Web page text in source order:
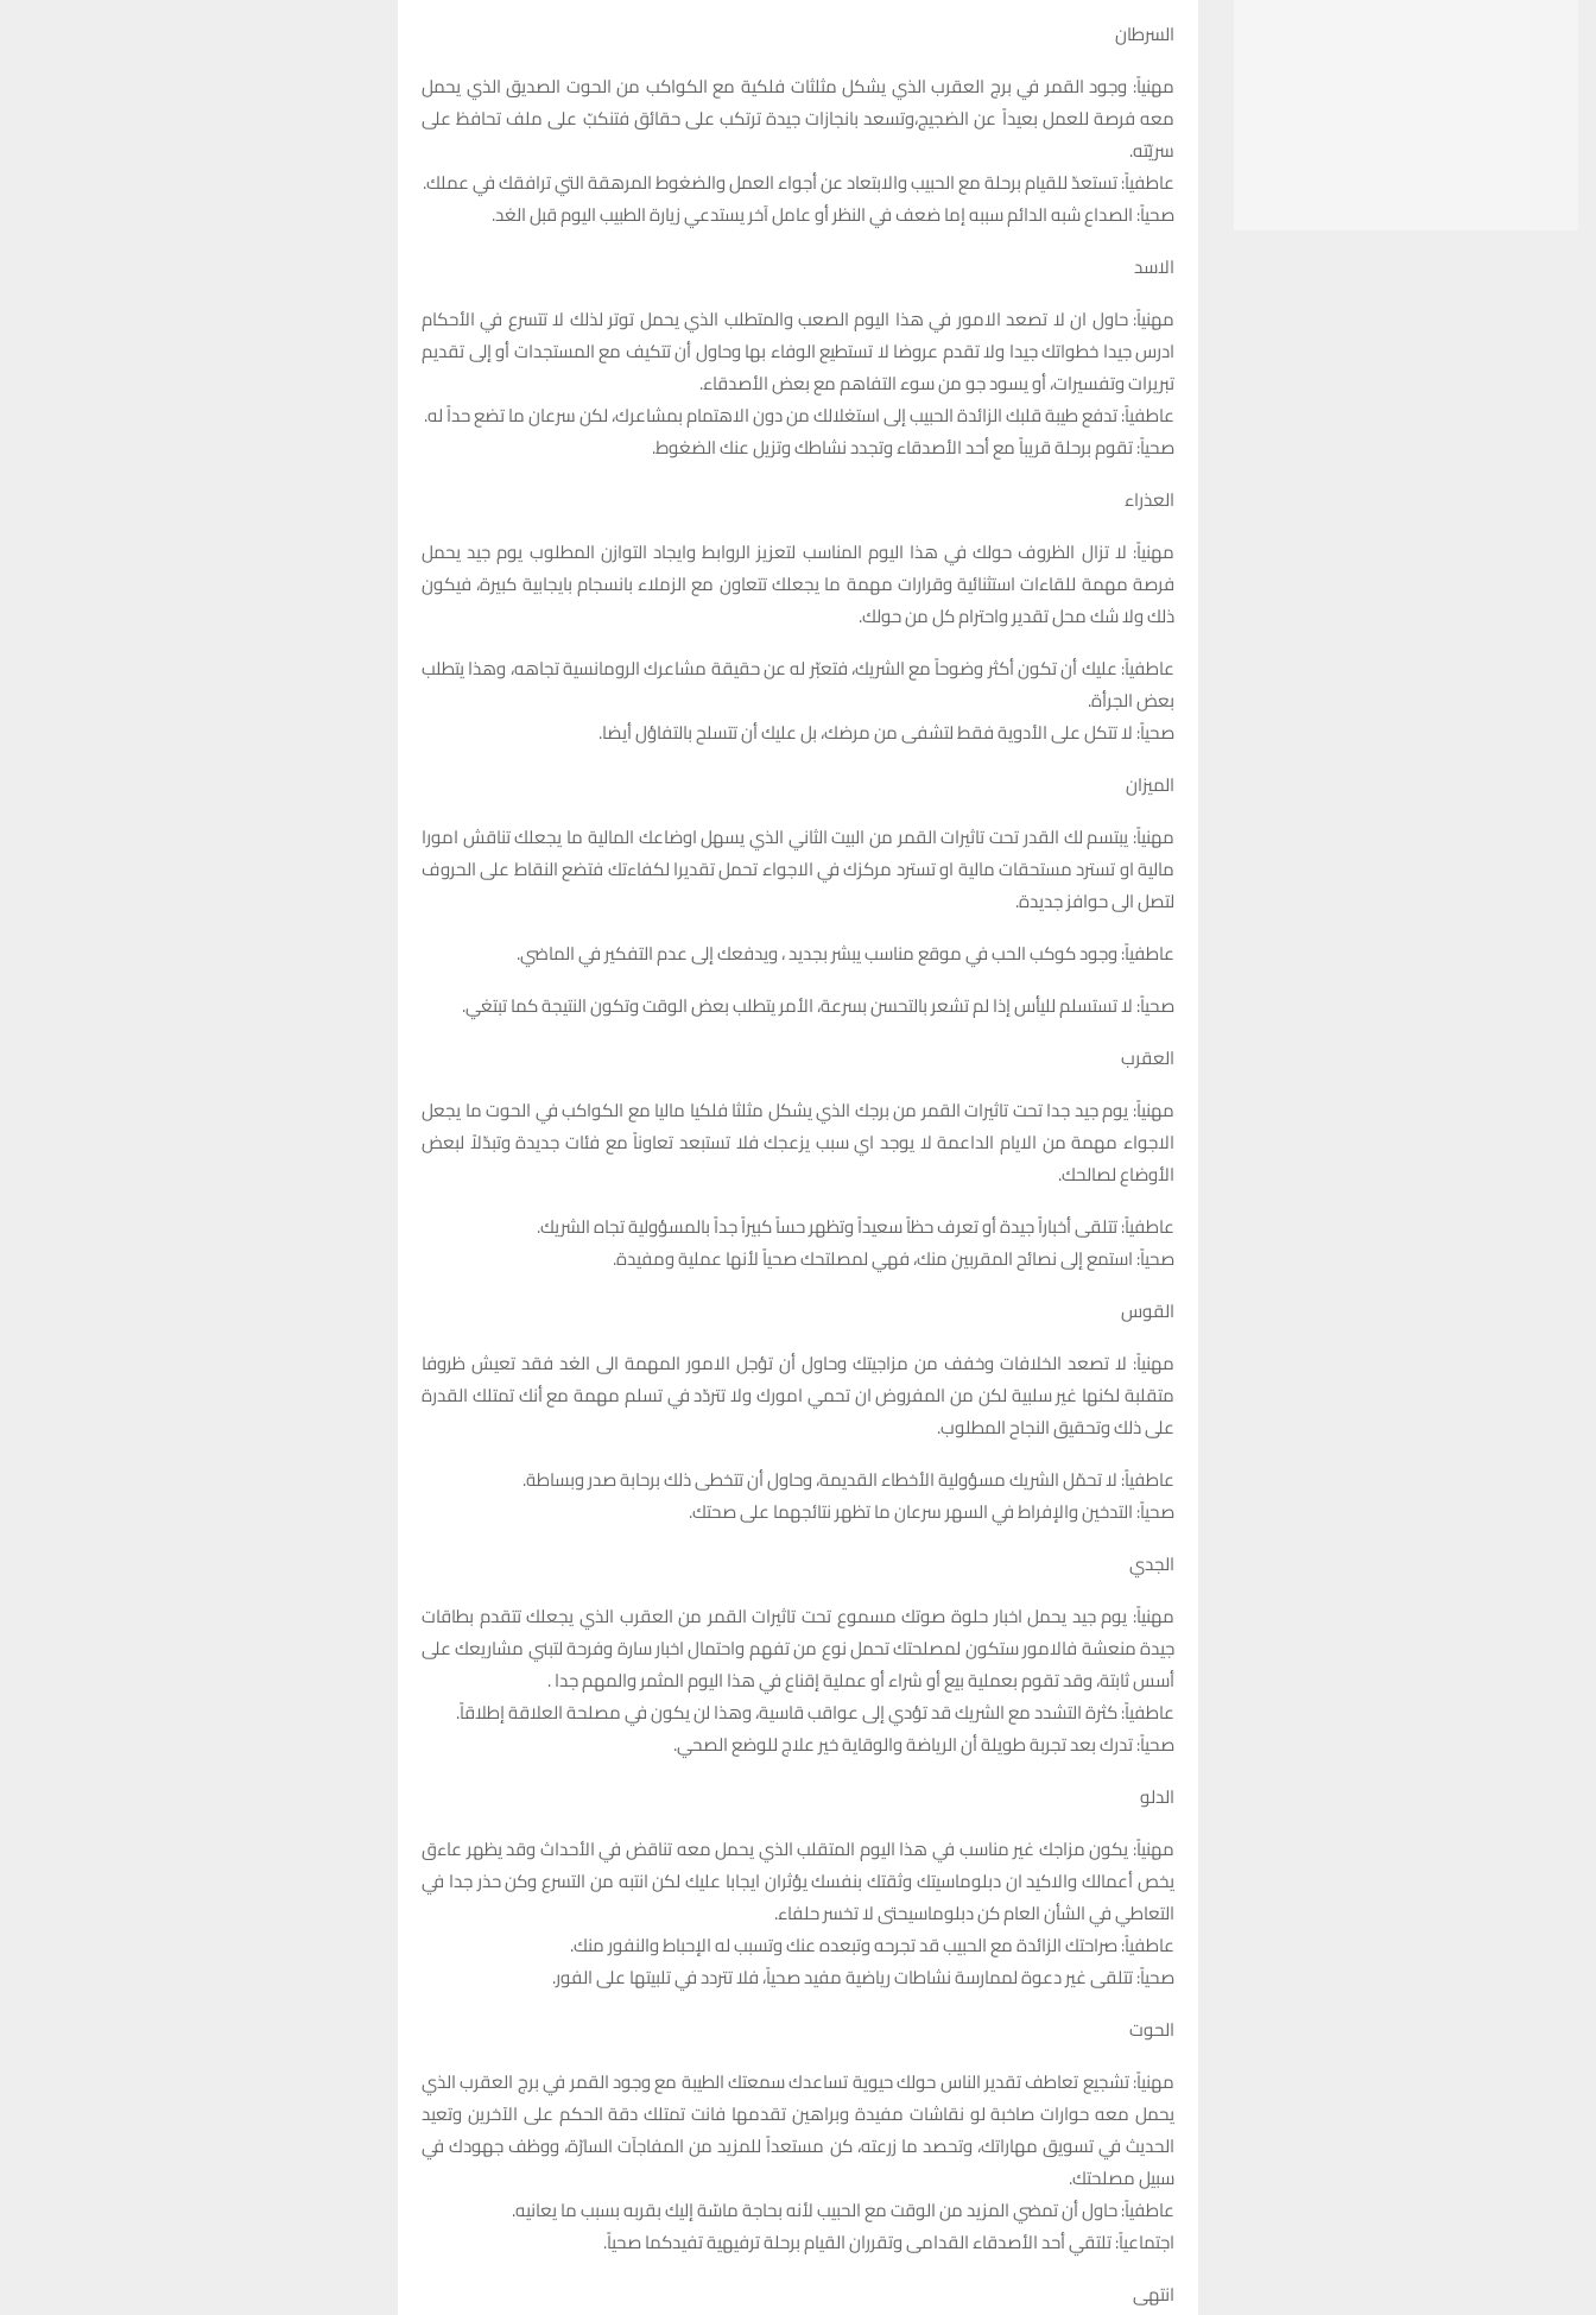
السرطان
مهنياً: وجود القمر في برج العقرب الذي يشكل مثلثات فلكية مع الكواكب من الحوت الصديق الذي يحمل
معه فرصة للعمل بعيداً عن الضجيج،وتسعد بانجازات جيدة ترتكب على حقائق فتنكبّ على ملف تحافظ على
سريّته.
عاطفياً: تستعدّ للقيام برحلة مع الحبيب والابتعاد عن أجواء العمل والضغوط المرهقة التي ترافقك في عملك.
صحياً: الصداع شبه الدائم سببه إما ضعف في النظر أو عامل آخر يستدعي زيارة الطبيب اليوم قبل الغد.
الاسد
مهنياً: حاول ان لا تصعد الامور في هذا اليوم الصعب والمتطلب الذي يحمل توتر لذلك لا تتسرع في الأحكام
ادرس جيدا خطواتك جيدا ولا تقدم عروضا لا تستطيع الوفاء بها وحاول أن تتكيف مع المستجدات أو إلى تقديم
تبريرات وتفسيرات، أو يسود جو من سوء التفاهم مع بعض الأصدقاء.
عاطفياً: تدفع طيبة قلبك الزائدة الحبيب إلى استغلالك من دون الاهتمام بمشاعرك، لكن سرعان ما تضع حداً له.
صحياً: تقوم برحلة قريباً مع أحد الأصدقاء وتجدد نشاطك وتزيل عنك الضغوط.
العذراء
مهنياً: لا تزال الظروف حولك في هذا اليوم المناسب لتعزيز الروابط وايجاد التوازن المطلوب يوم جيد يحمل
فرصة مهمة للقاءات استثنائية وقرارات مهمة ما يجعلك تتعاون مع الزملاء بانسجام بايجابية كبيرة، فيكون
ذلك ولا شك محل تقدير واحترام كل من حولك.
عاطفياً: عليك أن تكون أكثر وضوحاً مع الشريك، فتعبّر له عن حقيقة مشاعرك الرومانسية تجاهه، وهذا يتطلب
بعض الجرأة.
صحياً: لا تتكل على الأدوية فقط لتشفى من مرضك، بل عليك أن تتسلح بالتفاؤل أيضا.
الميزان
مهنياً: يبتسم لك القدر تحت تاثيرات القمر من البيت الثاني الذي يسهل اوضاعك المالية ما يجعلك تناقش امورا
مالية او تسترد مستحقات مالية او تسترد مركزك في الاجواء تحمل تقديرا لكفاءتك فتضع النقاط على الحروف
لتصل الى حوافز جديدة.
عاطفياً: وجود كوكب الحب في موقع مناسب يبشر بجديد ، ويدفعك إلى عدم التفكير في الماضي.
صحياً: لا تستسلم لليأس إذا لم تشعر بالتحسن بسرعة، الأمر يتطلب بعض الوقت وتكون النتيجة كما تبتغي.
العقرب
مهنياً: يوم جيد جدا تحت تاثيرات القمر من برجك الذي يشكل مثلثا فلكيا ماليا مع الكواكب في الحوت ما يجعل
الاجواء مهمة من الايام الداعمة لا يوجد اي سبب يزعجك فلا تستبعد تعاوناً مع فئات جديدة وتبدّلاً لبعض
الأوضاع لصالحك.
عاطفياً: تتلقى أخباراً جيدة أو تعرف حظاً سعيداً وتظهر حساً كبيراً جداً بالمسؤولية تجاه الشريك.
صحياً: استمع إلى نصائح المقربين منك، فهي لمصلتحك صحياً لأنها عملية ومفيدة.
القوس
مهنياً: لا تصعد الخلافات وخفف من مزاجيتك وحاول أن تؤجل الامور المهمة الى الغد فقد تعيش ظروفا
متقلبة لكنها غير سلبية لكن من المفروض ان تحمي امورك ولا تتردّد في تسلم مهمة مع أنك تمتلك القدرة
على ذلك وتحقيق النجاح المطلوب.
عاطفياً: لا تحمّل الشريك مسؤولية الأخطاء القديمة، وحاول أن تتخطى ذلك برحابة صدر وبساطة.
صحياً: التدخين والإفراط في السهر سرعان ما تظهر نتائجهما على صحتك.
الجدي
مهنياً: يوم جيد يحمل اخبار حلوة صوتك مسموع تحت تاثيرات القمر من العقرب الذي يجعلك تتقدم بطاقات
جيدة منعشة فالامور ستكون لمصلحتك تحمل نوع من تفهم واحتمال اخبار سارة وفرحة لتبني مشاريعك على
أسس ثابتة، وقد تقوم بعملية بيع أو شراء أو عملية إقناع في هذا اليوم المثمر والمهم جدا .
عاطفياً: كثرة التشدد مع الشريك قد تؤدي إلى عواقب قاسية، وهذا لن يكون في مصلحة العلاقة إطلاقاً.
صحياً: تدرك بعد تجربة طويلة أن الرياضة والوقاية خير علاج للوضع الصحي.
الدلو
مهنياً: يكون مزاجك غير مناسب في هذا اليوم المتقلب الذي يحمل معه تناقض في الأحداث وقد يظهر عاءق
يخص أعمالك والاكيد ان دبلوماسيتك وثقتك بنفسك يؤثران ايجابا عليك لكن انتبه من التسرع وكن حذر جدا في
التعاطي في الشأن العام كن دبلوماسيحتى لا تخسر حلفاء.
عاطفياً: صراحتك الزائدة مع الحبيب قد تجرحه وتبعده عنك وتسبب له الإحباط والنفور منك.
صحياً: تتلقى غير دعوة لممارسة نشاطات رياضية مفيد صحياً، فلا تتردد في تلبيتها على الفور.
الحوت
مهنياً: تشجيع تعاطف تقدير الناس حولك حيوية تساعدك سمعتك الطيبة مع وجود القمر في برج العقرب الذي
يحمل معه حوارات صاخبة لو نقاشات مفيدة وبراهين تقدمها فانت تمتلك دقة الحكم على الآخرين وتعيد
الحديث في تسويق مهاراتك، وتحصد ما زرعته، كن مستعداً للمزيد من المفاجآت السارّة، ووظف جهودك في
سبيل مصلحتك.
عاطفياً: حاول أن تمضي المزيد من الوقت مع الحبيب لأنه بحاجة ماسّة إليك بقربه بسبب ما يعانيه.
اجتماعياً: تلتقي أحد الأصدقاء القدامى وتقرران القيام برحلة ترفيهية تفيدكما صحياً.
انتهى